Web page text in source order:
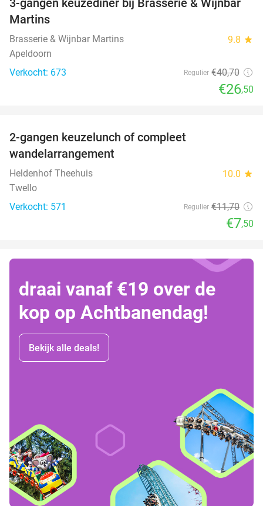
35%
Martins
Brasserie & Wijnbar Martins 9.8 star
Apeldoorn
Verkocht: 673
Regulier €40,70
€26,50
2-gangen keuzelunch of compleet
wandelarrangement
Heldenhof Theehuis 10.0 star
Twello
Verkocht: 571
Regulier €11,70
€7,50
draai vanaf €19 over de
kop op Achtbanendag!
Bekijk alle deals!